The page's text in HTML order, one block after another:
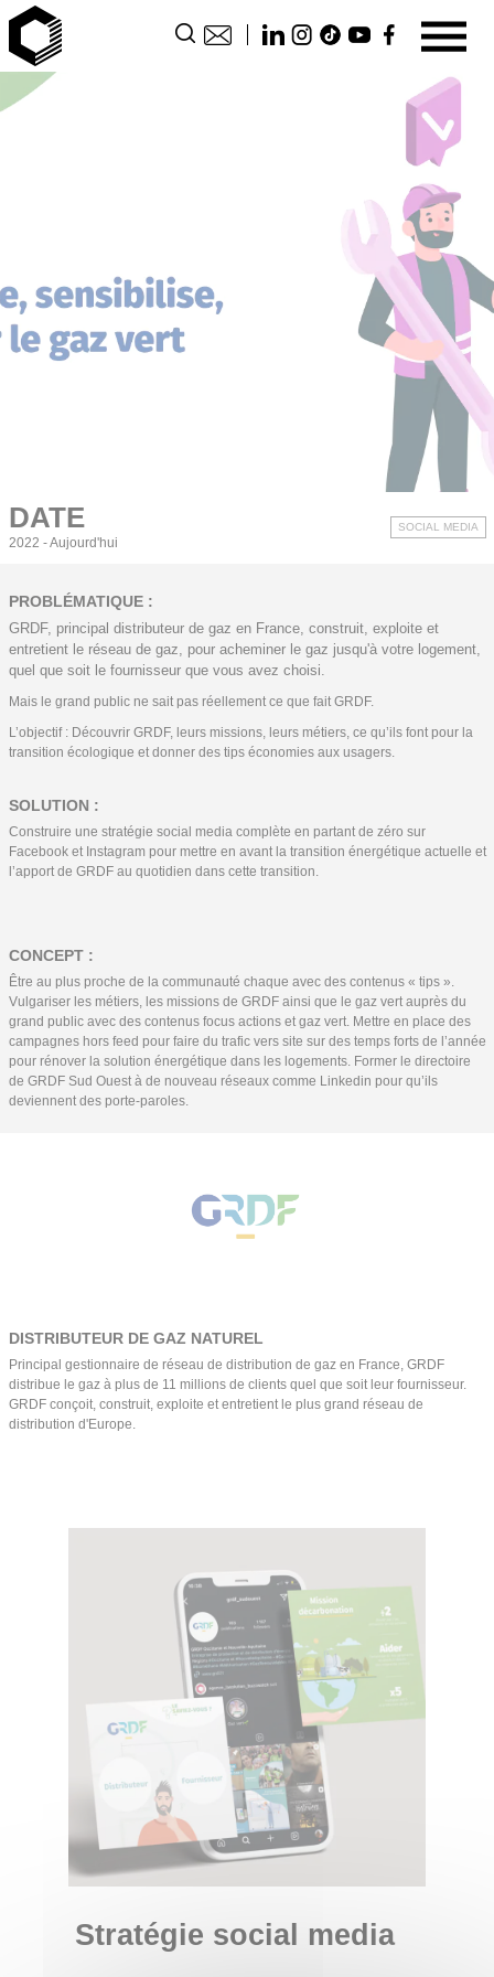
DATE
2022 - Aujourd'hui
SOCIAL MEDIA
PROBLÉMATIQUE :
GRDF, principal distributeur de gaz en France, construit, exploite et
entretient le réseau de gaz, pour acheminer le gaz jusqu'à votre logement,
quel que soit le fournisseur que vous avez choisi.
Mais le grand public ne sait pas réellement ce que fait GRDF.
L’objectif : Découvrir GRDF, leurs missions, leurs métiers, ce qu’ils font pour la
transition écologique et donner des tips économies aux usagers.
SOLUTION :
Construire une stratégie social media complète en partant de zéro sur
Facebook et Instagram pour mettre en avant la transition énergétique actuelle et
l’apport de GRDF au quotidien dans cette transition.
CONCEPT :
Être au plus proche de la communauté chaque avec des contenus « tips ».
Vulgariser les métiers, les missions de GRDF ainsi que le gaz vert auprès du
grand public avec des contenus focus actions et gaz vert. Mettre en place des
campagnes hors feed pour faire du trafic vers site sur des temps forts de l’année
pour rénover la solution énergétique dans les logements. Former le directoire
de GRDF Sud Ouest à de nouveau réseaux comme Linkedin pour qu’ils
deviennent des porte-paroles.
DISTRIBUTEUR DE GAZ NATUREL
Principal gestionnaire de réseau de distribution de gaz en France, GRDF
distribue le gaz à plus de 11 millions de clients quel que soit leur fournisseur.
GRDF conçoit, construit, exploite et entretient le plus grand réseau de
distribution d'Europe.
Stratégie social media